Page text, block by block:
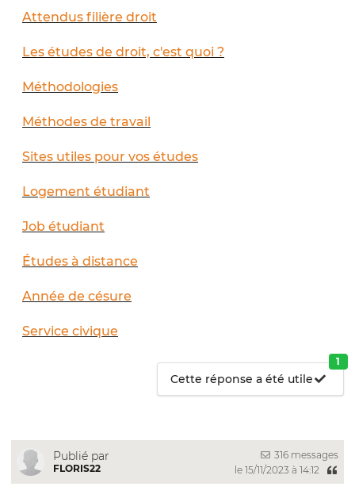
Attendus filière droit
Les études de droit, c'est quoi ?
Méthodologies
Méthodes de travail
Sites utiles pour vos études
Logement étudiant
Job étudiant
Études à distance
Année de césure
Service civique
Cette réponse a été utile
1
Publié par
FLORIS22
316 messages
le 15/11/2023 à 14:12